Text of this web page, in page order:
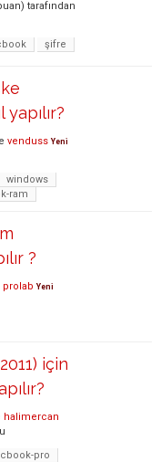
tarafından
şifre
venduss Yeni
windows
ram
?
prolab Yeni
için
halimercan
pro